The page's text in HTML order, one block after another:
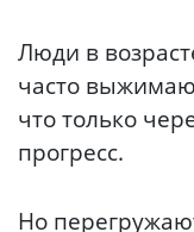
Люди в
часто
что только
прогресс.
Но